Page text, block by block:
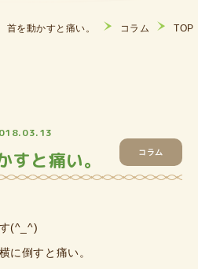
TOP
コラム
首を動かすと痛い。
コラム
すと痛い。
(^_^)
に倒すと痛い。